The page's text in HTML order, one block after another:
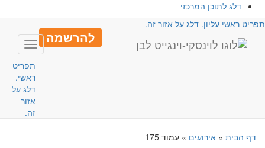
דלג לתוכן המרכזי
ראשי עליון. דלג על אזור זה.
להרשמה
Toggle
תפריט
ראשי.
דלג על
אזור
זה.
דף הבית» אירועים» עמוד 175